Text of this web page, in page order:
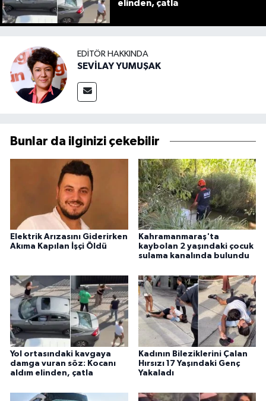
elinden, çatla
EDITÖR HAKKINDA
SEVİLAY YUMUŞAK
Bunlar da ilginizi çekebilir
Elektrik Arızasını Giderirken
Akıma Kapılan İşçi Öldü
Kahramanmaraş'ta
kaybolan 2 yaşındaki çocuk
sulama kanalında bulundu
Yol ortasındaki kavgaya
damga vuran söz: Kocanı
aldım elinden, çatla
Kadının Bileziklerini Çalan
Hırsızı 17 Yaşındaki Genç
Yakaladı